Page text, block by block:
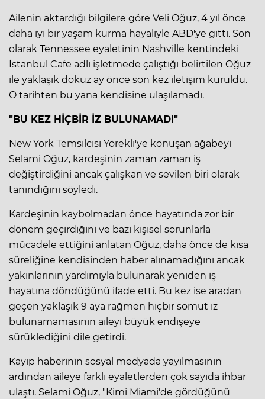
Ailenin aktardığı bilgilere göre Veli Oğuz, 4 yıl önce
daha iyi bir yaşam kurma hayaliyle ABD'ye gitti. Son
olarak Tennessee eyaletinin Nashville kentindeki
İstanbul Cafe adlı işletmede çalıştığı belirtilen Oğuz
ile yaklaşık dokuz ay önce son kez iletişim kuruldu.
O tarihten bu yana kendisine ulaşılamadı.
"BU KEZ HİÇBİR İZ BULUNAMADI"
New York Temsilcisi Yörekli'ye konuşan ağabeyi
Selami Oğuz, kardeşinin zaman zaman iş
değiştirdiğini ancak çalışkan ve sevilen biri olarak
tanındığını söyledi.
Kardeşinin kaybolmadan önce hayatında zor bir
dönem geçirdiğini ve bazı kişisel sorunlarla
mücadele ettiğini anlatan Oğuz, daha önce de kısa
süreliğine kendisinden haber alınamadığını ancak
yakınlarının yardımıyla bulunarak yeniden iş
hayatına döndüğünü ifade etti. Bu kez ise aradan
geçen yaklaşık 9 aya rağmen hiçbir somut iz
bulunamamasının aileyi büyük endişeye
sürüklediğini dile getirdi.
Kayıp haberinin sosyal medyada yayılmasının
ardından aileye farklı eyaletlerden çok sayıda ihbar
ulaştı. Selami Oğuz, "Kimi Miami'de gördüğünü